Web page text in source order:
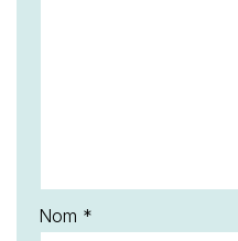
Nom *